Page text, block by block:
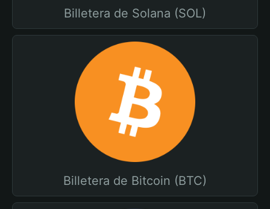
Billetera de Solana (SOL)
Billetera de Bitcoin (BTC)